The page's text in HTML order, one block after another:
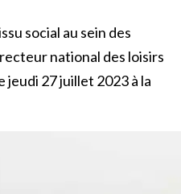
social au sein des
national des loisirs
jeudi 27 juillet 2023 à la